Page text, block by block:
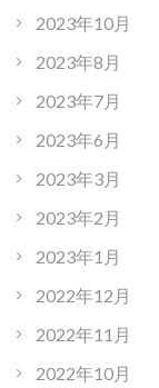
2023年10月
2023年8月
2023年7月
2023年6月
2023年3月
2023年2月
2023年1月
2022年12月
2022年11月
2022年10月